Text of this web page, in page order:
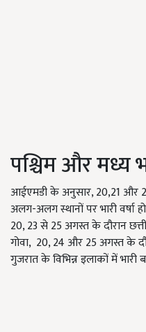
पश्चिम और मध्य
आईएमडी के अनुसार, 20,21 और
अलग-अलग स्थानों पर भारी वर्षा
20, 23 से 25 अगस्त के दौरान
गोवा, 20, 24 और 25 अगस्त के
गुजरात के विभिन्न इलाकों में भारी